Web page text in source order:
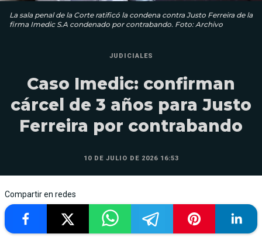
La sala penal de la Corte ratificó la condena contra Justo Ferreira de la
firma Imedic S.A condenado por contrabando. Foto: Archivo
JUDICIALES
Caso Imedic: confirman
cárcel de 3 años para Justo
Ferreira por contrabando
10 DE JULIO DE 2026 16:53
Compartir en redes